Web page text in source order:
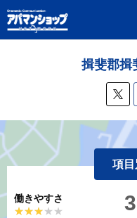
揖斐郡揖
項
働きやすさ
★★★★★
★★★★★